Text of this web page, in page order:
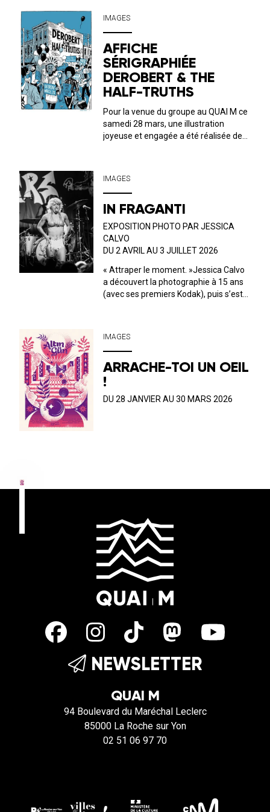
IMAGES
AFFICHE
SÉRIGRAPHIÉE
DEROBERT & THE
HALF-TRUTHS
Pour la venue du groupe au QUAI M ce
samedi 28 mars, une illustration
joyeuse et engagée a été réalisée de
d’une folle soirée soul&nb...
IMAGES
IN FRAGANTI
EXPOSITION PHOTO PAR JESSICA
CALVO
DU 2 AVRIL AU 3 JUILLET 2026
« Attraper le moment. »Jessica Calvo
a découvert la photographie à 15 ans
(avec ses premiers Kodak), puis s’est
cesse d’exercer son œil et son a...
IMAGES
ARRACHE-TOI UN OEIL
!
DU 28 JANVIER AU 30 MARS 2026
NEWSLETTER
QUAI M
94 Boulevard du Maréchal Leclerc
85000 La Roche sur Yon
02 51 06 97 70